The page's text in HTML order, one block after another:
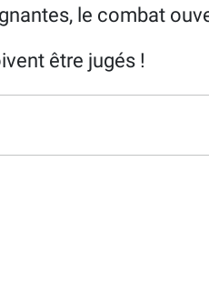
le combat
être jugés !